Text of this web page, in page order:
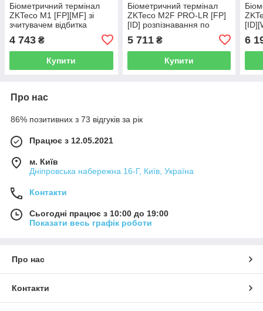
Біометричний термінал
ZKTeco M1 [FP][MF] зі
зчитувачем відбитка
пальця, карт Mifare, з Wi-
Fi
4 743 ₴
Купити
Біометричний термінал
ZKTeco M2F PRO-LR [FP]
[ID] розпізнавання по
обличчю, відбитку пальця,
карті EM-Marine
5 711₴
Купити
Wi-
6
Про нас
86% позитивних з 73 відгуків за рік
Працює з 12.05.2021
м. Київ
Дніпровська набережна 16-Г, Київ, Україна
Контакти
Сьогодні працює з 10:00 до 19:00
Показати весь графік роботи
Про нас
Контакти